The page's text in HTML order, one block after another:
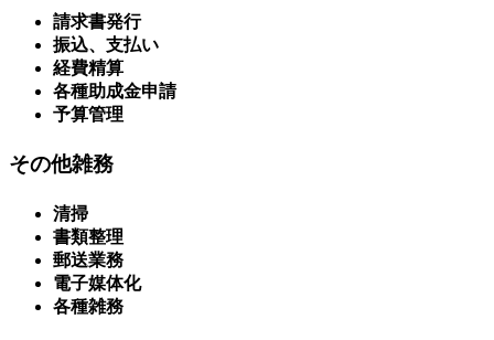
請求書発行
振込、支払い
経費精算
各種助成金申請
予算管理
その他雑務
清掃
書類整理
郵送業務
電子媒体化
各種雑務